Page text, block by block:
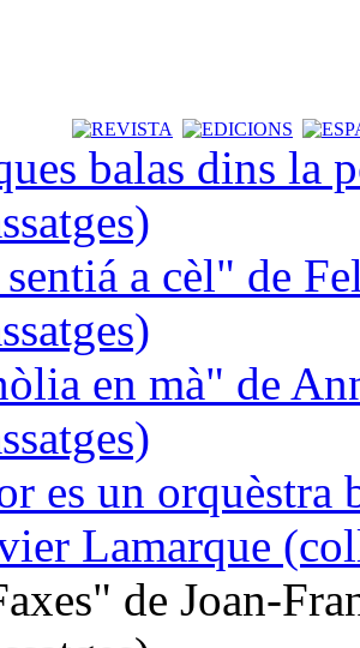
balas dins la
sentiá a cèl" de
en mà" de
es un orquèstra
Lamarque
de Joan-